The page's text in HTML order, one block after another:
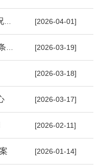
[2026-04-01]
[2026-03-19]
[2026-03-18]
[2026-03-17]
[2026-02-11]
[2026-01-14]